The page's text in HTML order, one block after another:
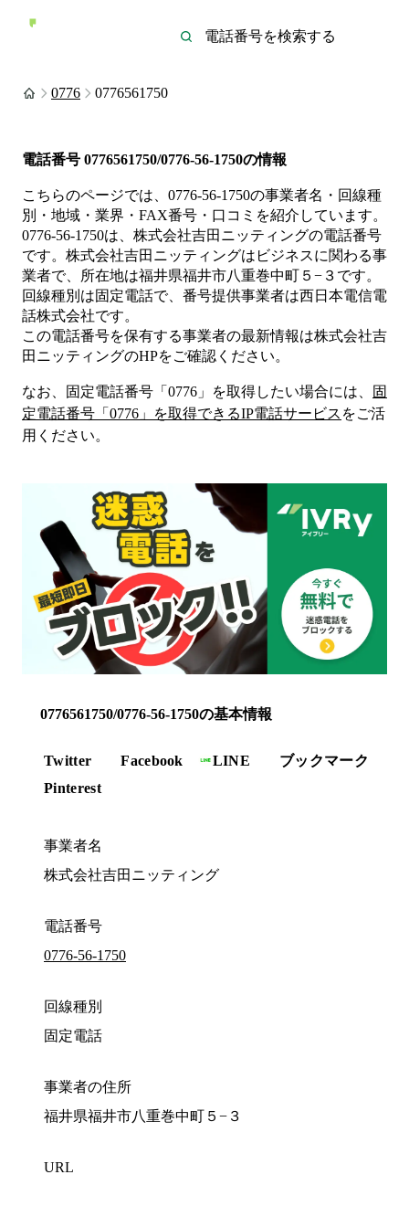
0776 0776561750
電話番号 0776561750/0776-56-1750の情報
こちらのページでは、 0776-56-1750の事業者名・回線種
別・地域・業界・FAX番号・口コミを紹介しています。
0776-56-1750は、 株式会社吉田ニッティングの電話番号
です。 株式会社吉田ニッティングは ビジネスに関わる事
業者で、所在地は福井県福井市八重巻中町５−３ です。
回線種別は固定電話で、番号提供事業者は西日本電信電
話株式会社です。
この電話番号を保有する事業者の最新情報は株式会社吉
田ニッティングのHPをご確認ください。
なお、固定電話番号「 0776 」を取得したい場合には、
固
定電話番号「 0776 」を取得できるIP電話サービス をご活
用ください。
0776561750/0776-56-1750の基本情報
Twitter Facebook LINE
ブックマーク
Pinterest
事業者名
株式会社吉田ニッティング
電話番号
0776-56-1750
回線種別
固定電話
事業者の住所
福井県福井市八重巻中町５−３
URL